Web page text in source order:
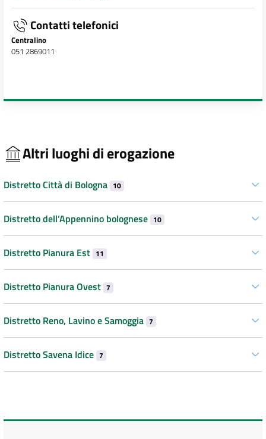
Contatti telefonici
Centralino
051 2869011
Altri luoghi di erogazione
Distretto Città di Bologna 10
Distretto dell’Appennino bolognese 10
Distretto Pianura Est 11
Distretto Pianura Ovest 7
Distretto Reno, Lavino e Samoggia 7
Distretto Savena Idice 7